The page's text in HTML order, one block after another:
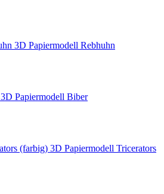
3D Papiermodell Rebhuhn
3D Papiermodell Biber
3D Papiermodell Tricerators